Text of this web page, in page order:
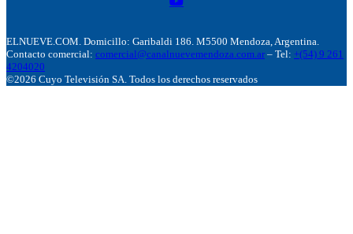
ELNUEVE.COM. Domicillo: Garibaldi 186. M5500 Mendoza, Argentina.
Contacto comercial: comercial@canalnuevemendoza.com.ar – Tel: +(54) 9 261
4204020
©2026 Cuyo Televisión SA. Todos los derechos reservados